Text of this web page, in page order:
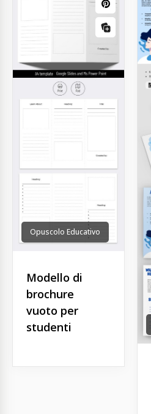
Opuscolo Educativo
Modello di
brochure
vuoto per
studenti